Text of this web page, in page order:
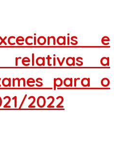
e
relativas a
para o
2022